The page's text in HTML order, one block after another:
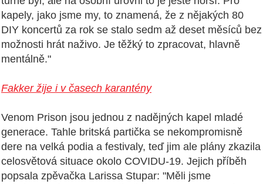
kapely, jako jsme my, to znamená, že z nějakých 80
DIY koncertů za rok se stalo sedm až deset měsíců bez
možnosti hrát naživo. Je těžký to zpracovat, hlavně
mentálně."
Fakker žije i v časech karantény
Venom Prison jsou jednou z nadějných kapel mladé
generace. Tahle britská partička se nekompromisně
dere na velká podia a festivaly, teď jim ale plány zkazila
celosvětová situace okolo COVIDU-19. Jejich příběh
popsala zpěvačka Larissa Stupar: "Měli jsme